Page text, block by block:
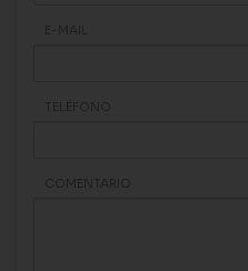
E-MAIL
TELÉFONO
COMENTARIO